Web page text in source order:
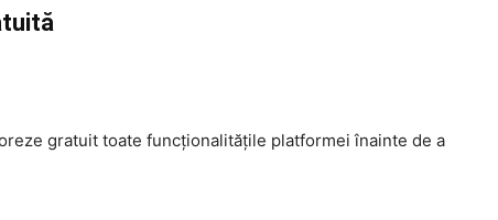
gratuit toate funcționalitățile platformei înainte de a